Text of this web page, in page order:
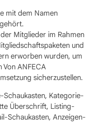
mit dem Namen
Mitglieder im Rahmen
und
erworben wurden, um
Von ANFECA
sicherzustellen.
Kategorie-
Überschrift, Listing-
Schaukasten, Anzeigen-